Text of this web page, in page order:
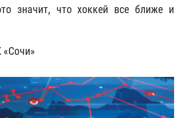
значит, что хоккей все ближе и
«Сочи»